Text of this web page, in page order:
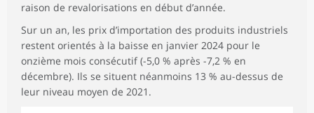
raison de revalorisations en début d’année.
Sur un an, les prix d’importation des produits industriels
restent orientés à la baisse en janvier 2024 pour le
onzième mois consécutif (-5,0 % après -7,2 % en
décembre). Ils se situent néanmoins 13 % au-dessus de
leur niveau moyen de 2021.